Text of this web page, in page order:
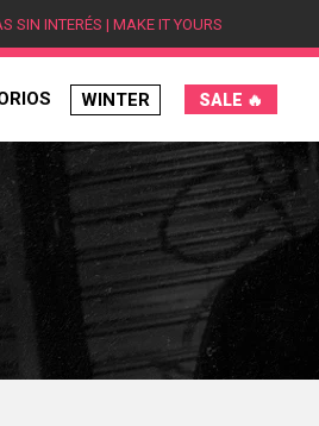
SIN INTERÉS | MAKE IT YOURS
WINTER SALE 🔥